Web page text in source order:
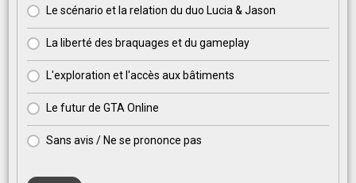
Le scénario et la relation du duo Lucia & Jason
La liberté des braquages et du gameplay
L'exploration et l'accès aux bâtiments
Le futur de GTA Online
Sans avis / Ne se prononce pas